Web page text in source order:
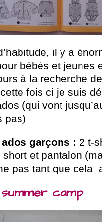
il y a
bébés et jeunes
à la recherche
fois ci je suis
(qui vont
pas)
garçons : 2 t-
short et pantalon
pas tant que cela
camp